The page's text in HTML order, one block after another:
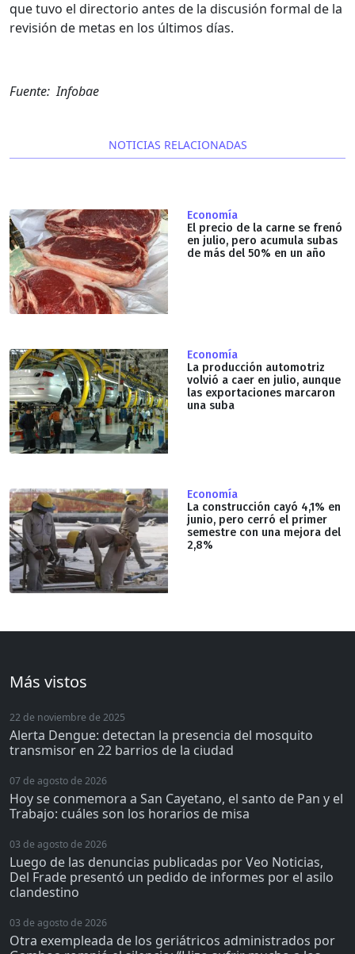
que tuvo el directorio antes de la discusión formal de la
revisión de metas en los últimos días.
Fuente: Infobae
NOTICIAS RELACIONADAS
Economía
El precio de la carne se frenó
en julio, pero acumula subas
de más del 50% en un año
Economía
La producción automotriz
volvió a caer en julio, aunque
las exportaciones marcaron
una suba
Economía
La construcción cayó 4,1% en
junio, pero cerró el primer
semestre con una mejora del
2,8%
Más vistos
22 de noviembre de 2025
Alerta Dengue: detectan la presencia del mosquito
transmisor en 22 barrios de la ciudad
07 de agosto de 2026
Hoy se conmemora a San Cayetano, el santo de Pan y el
Trabajo: cuáles son los horarios de misa
03 de agosto de 2026
Luego de las denuncias publicadas por Veo Noticias,
Del Frade presentó un pedido de informes por el asilo
clandestino
03 de agosto de 2026
Otra exempleada de los geriátricos administrados por